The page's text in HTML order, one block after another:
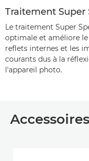
Traitement Super
Le traitement Super
optimale et améliore
reflets internes et les
courants dus à la
l'appareil photo.